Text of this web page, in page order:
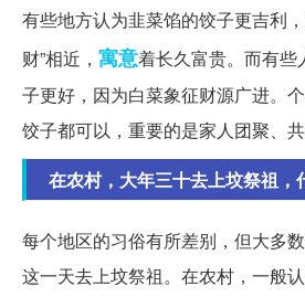
有些地方认为韭菜馅的饺子更吉利
财”相近， 寓意着长久富贵。而有
子更好，因为白菜象征财源广进。
饺子都可以，重要的是家人团聚、共
在农村，大年三十去上坟祭祖，
每个地区的习俗有所差别，但大多
这一天去上坟祭祖。在农村，一般